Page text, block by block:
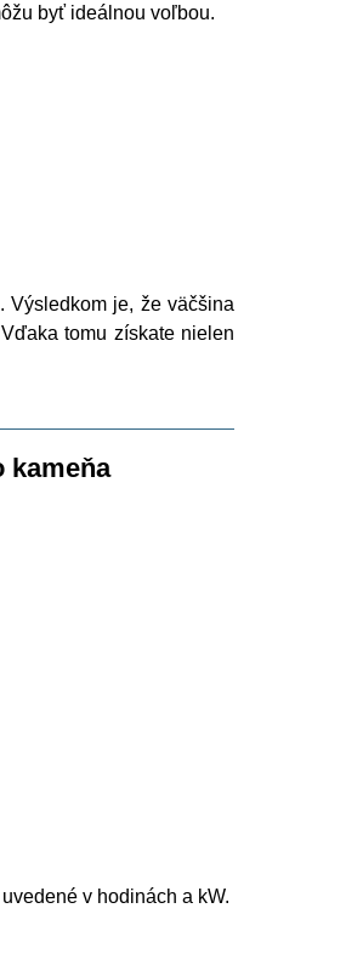
byť ideálnou voľbou.
Výsledkom je, že väčšina
tomu získate nielen
kameňa
v hodinách a kW.